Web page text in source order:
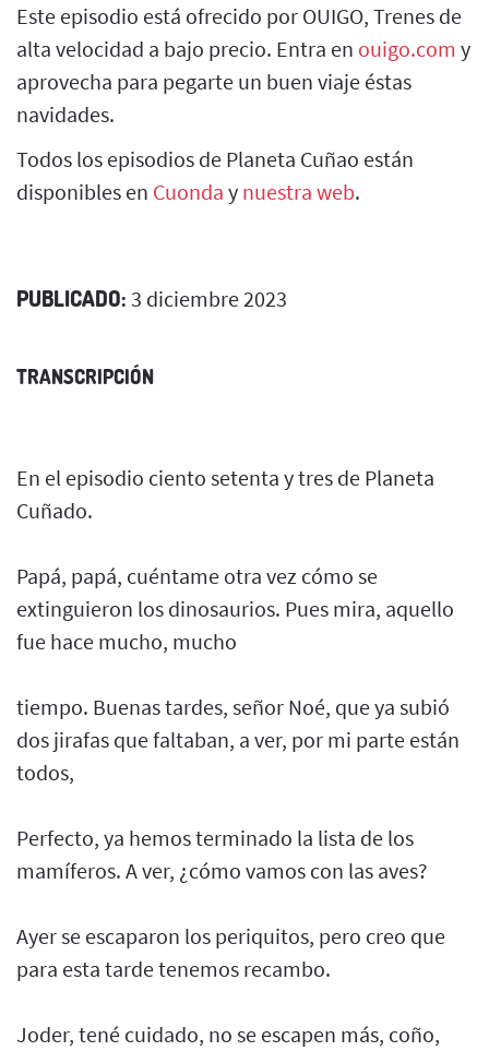
Este episodio está ofrecido por OUIGO, Trenes de
alta velocidad a bajo precio. Entra en ouigo.com y
aprovecha para pegarte un buen viaje éstas
navidades.
Todos los episodios de Planeta Cuñao están
disponibles en Cuonda y nuestra web.
PUBLICADO: 3 diciembre 2023
TRANSCRIPCIÓN
En el episodio ciento setenta y tres de Planeta
Cuñado.
Papá, papá, cuéntame otra vez cómo se
extinguieron los dinosaurios. Pues mira, aquello
fue hace mucho, mucho
tiempo. Buenas tardes, señor Noé, que ya subió
dos jirafas que faltaban, a ver, por mi parte están
todos,
Perfecto, ya hemos terminado la lista de los
mamíferos. A ver, ¿cómo vamos con las aves?
Ayer se escaparon los periquitos, pero creo que
para esta tarde tenemos recambo.
Joder, tené cuidado, no se escapen más, coño,